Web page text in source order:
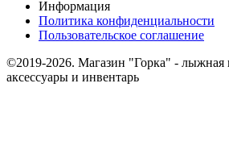
Информация
Политика конфиденциальности
Пользовательское соглашение
©2019-2026. Магазин "Горка" - лыжная
аксессуары и инвентарь